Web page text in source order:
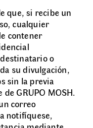
que, si recibe un
cualquier
contener
o
su divulgación,
sin la previa
GRUPO MOSH.
correo
notifíquese,